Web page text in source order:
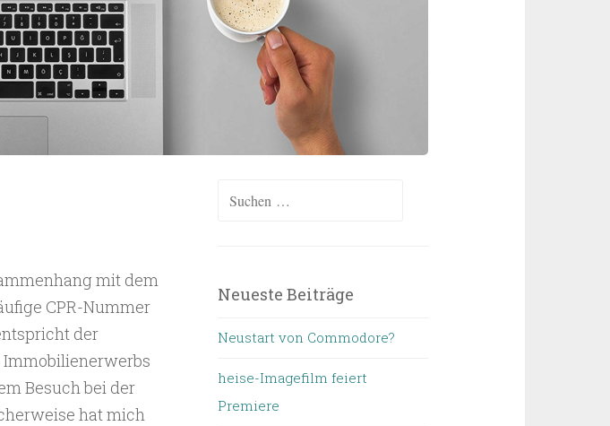
mit dem
CPR-Nummer
der
Besuch bei der
hat mich
Suchen
Neueste Beiträge
Neustart von Commodore?
heise-Imagefilm feiert
Premiere